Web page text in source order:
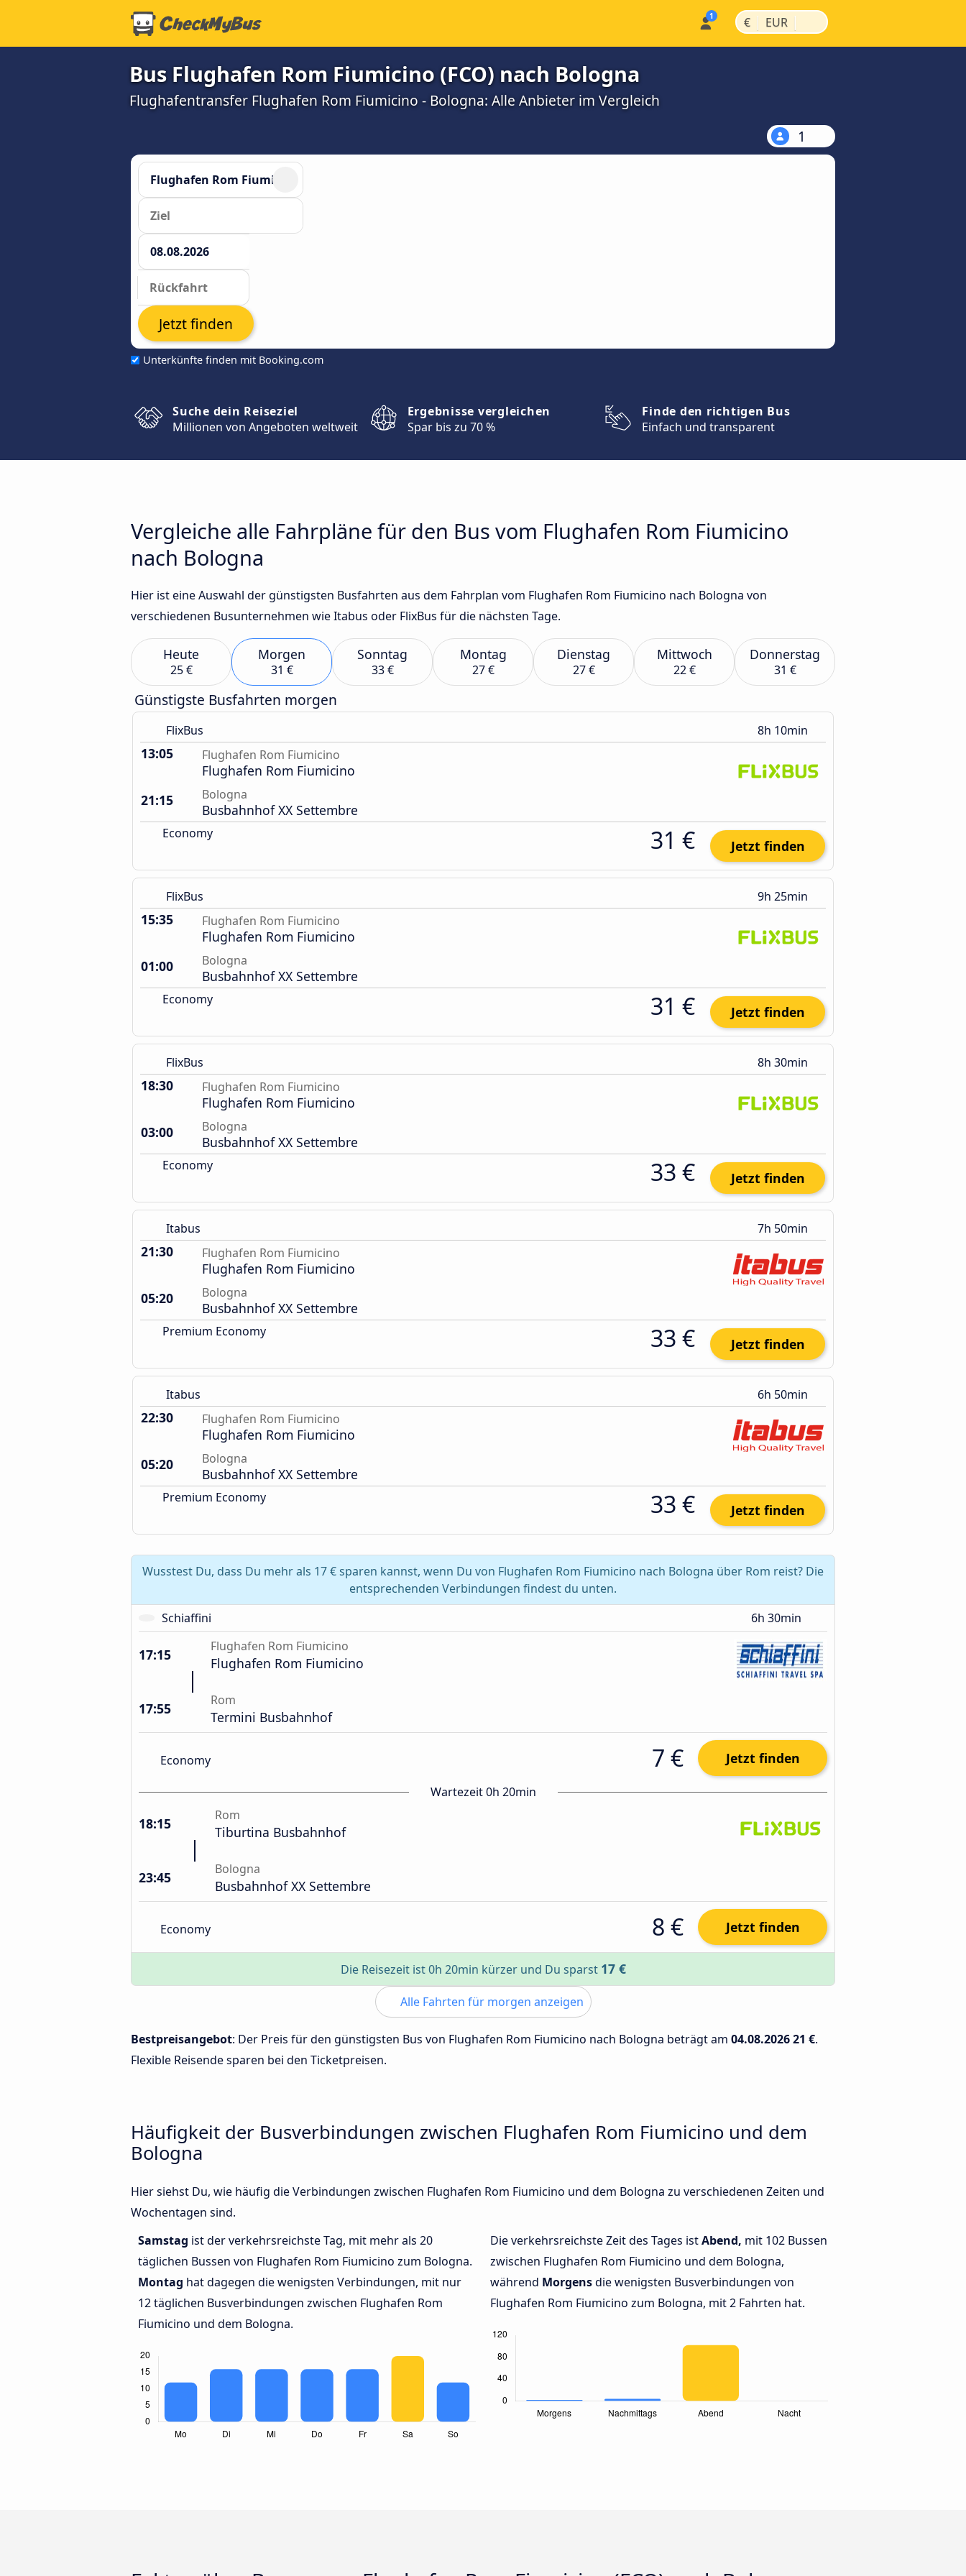
€ | EUR |
Bus Flughafen Rom Fiumicino (FCO) nach Bologna
Flughafentransfer Flughafen Rom Fiumicino - Bologna: Alle Anbieter im Vergleich
1
Unterkünfte finden mit Booking.com
Jetzt finden
Suche dein Reiseziel
Millionen von Angeboten weltweit
Ergebnisse vergleichen
Spar bis zu 70 %
Finde den richtigen Bus
Einfach und transparent
Vergleiche alle Fahrpläne für den Bus vom Flughafen Rom Fiumicino
nach Bologna
Hier ist eine Auswahl der günstigsten Busfahrten aus dem Fahrplan vom Flughafen Rom Fiumicino nach Bologna von
verschiedenen Busunternehmen wie Itabus oder FlixBus für die nächsten Tage.
Heute
25 €
Morgen
31 €
Sonntag
33 €
Montag
27 €
Dienstag
27 €
Mittwoch
22 €
Donnerstag
31 €
Günstigste Busfahrten morgen
FlixBus 8h 10min
13:05 Flughafen Rom Fiumicino
Flughafen Rom Fiumicino
21:15
Bologna
Busbahnhof XX Settembre
Economy 31 € Jetzt finden
FlixBus 9h 25min
15:35 Flughafen Rom Fiumicino
Flughafen Rom Fiumicino
01:00
Bologna
Busbahnhof XX Settembre
Economy 31 € Jetzt finden
FlixBus 8h 30min
18:30 Flughafen Rom Fiumicino
Flughafen Rom Fiumicino
03:00
Bologna
Busbahnhof XX Settembre
Economy 33 € Jetzt finden
Itabus 7h 50min
21:30 Flughafen Rom Fiumicino
Flughafen Rom Fiumicino
05:20
Bologna
Busbahnhof XX Settembre
Premium Economy 33 € Jetzt finden
Itabus 6h 50min
22:30 Flughafen Rom Fiumicino
Flughafen Rom Fiumicino
05:20
Bologna
Busbahnhof XX Settembre
Premium Economy 33 € Jetzt finden
Wusstest Du, dass Du mehr als 17 € sparen kannst, wenn Du von Flughafen Rom Fiumicino nach Bologna über Rom reist? Die
entsprechenden Verbindungen findest du unten.
Schiaffini
6h 30min
17:15 Flughafen Rom Fiumicino
Flughafen Rom Fiumicino
17:55 Rom
Termini Busbahnhof
Economy 7 € Jetzt finden
Wartezeit 0h 20min
18:15 Rom
Tiburtina Busbahnhof
23:45 Bologna
Busbahnhof XX Settembre
Economy 8 € Jetzt finden
Die Reisezeit ist 0h 20min kürzer und Du sparst 17 €
Alle Fahrten für morgen anzeigen
Bestpreisangebot: Der Preis für den günstigsten Bus von Flughafen Rom Fiumicino nach Bologna beträgt am 04.08.202621 €.
Flexible Reisende sparen bei den Ticketpreisen.
Häufigkeit der Busverbindungen zwischen Flughafen Rom Fiumicino und dem
Bologna
Hier siehst Du, wie häufig die Verbindungen zwischen Flughafen Rom Fiumicino und dem Bologna zu verschiedenen Zeiten und
Wochentagen sind.
Samstag ist der verkehrsreichste Tag, mit mehr als 20
täglichen Bussen von Flughafen Rom Fiumicino zum Bologna.
Montag hat dagegen die wenigsten Verbindungen, mit nur
12 täglichen Busverbindungen zwischen Flughafen Rom
Fiumicino und dem Bologna.
Die verkehrsreichste Zeit des Tages istAbend, mit 102 Bussen
zwischen Flughafen Rom Fiumicino und dem Bologna,
während Morgensdie wenigsten Busverbindungen von
Flughafen Rom Fiumicino zum Bologna, mit 2 Fahrten hat.